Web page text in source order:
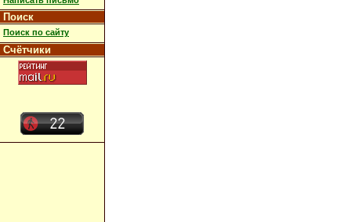
Поиск
Поиск по сайту
Счётчики